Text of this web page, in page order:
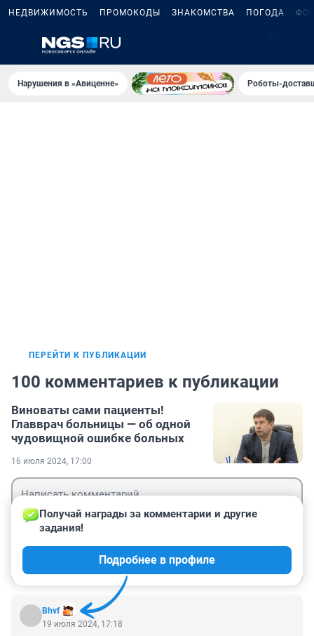
НЕДВИЖИМОСТЬ ПРОМОКОДЫ ЗНАКОМСТВА ПОГОДА
Нарушения в «Авиценне» Роботы-
ПЕРЕЙТИ К ПУБЛИКАЦИИ
100 комментариев к публикации
Виноваты сами пациенты!
Главврач больницы — об одной
чудовищной ошибке больных
16 июля 2024, 17:00
Bhvf
Получай награды за комментарии и другие
задания!
Подробнее в профиле
19 июля 2024, 17:18